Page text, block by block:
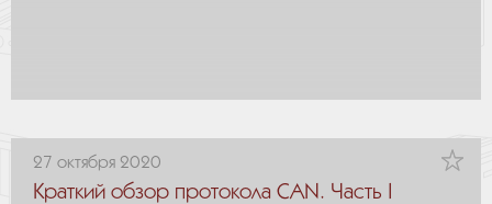
27 октября 2020
Краткий обзор протокола CAN. Часть I